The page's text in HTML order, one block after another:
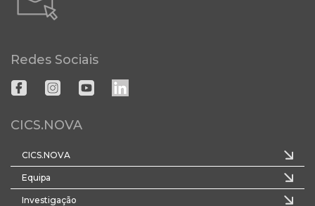
Redes Sociais
CICS.NOVA
CICS.NOVA
Equipa
Investigação